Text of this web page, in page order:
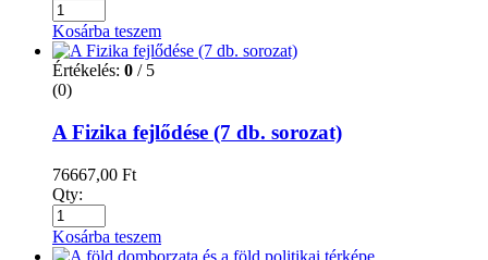
Kosárba teszem
Értékelés: 0 / 5
(0)
A Fizika fejlődése (7 db. sorozat)
76667,00 Ft
Qty:
Kosárba teszem